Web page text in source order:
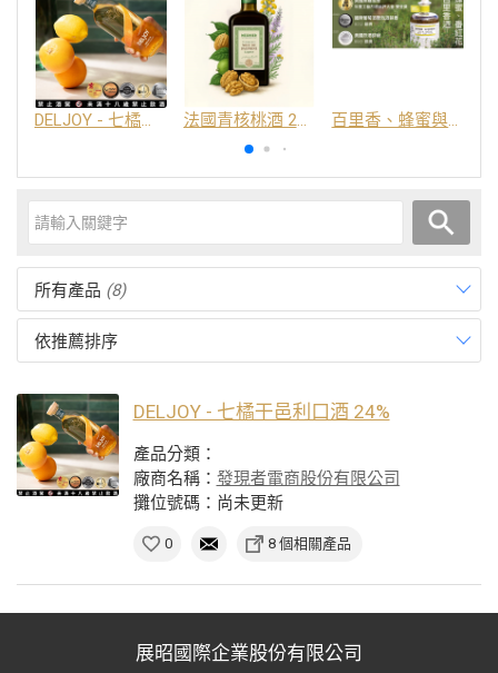
DELJOY - 七橘干邑利口酒 24% 法國青核桃酒 25% 百里香、蜂蜜與番紅花酒
所有產品 (8)
依推薦排序
DELJOY - 七橘干邑利口酒 24%
產品分類：
廠商名稱： 發現者電商股份有限公司
攤位號碼：尚未更新
0 8 個相關產品
展昭國際企業股份有限公司